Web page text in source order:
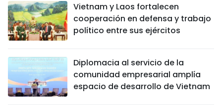
Vietnam y Laos fortalecen
cooperación en defensa y trabajo
político entre sus ejércitos
Diplomacia al servicio de la
comunidad empresarial amplía
espacio de desarrollo de Vietnam